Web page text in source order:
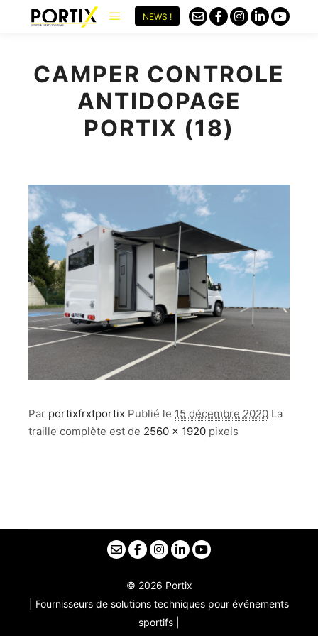
NEWS !
CAMPER CONTROLE
ANTIDOPAGE
PORTIX (18)
Par portixfrxtportix Publié le 15 décembre 2020 La
traille complète est de 2560 × 1920 pixels
© 2026 Portix
| Fournisseurs de solutions techniques pour événements
sportifs |